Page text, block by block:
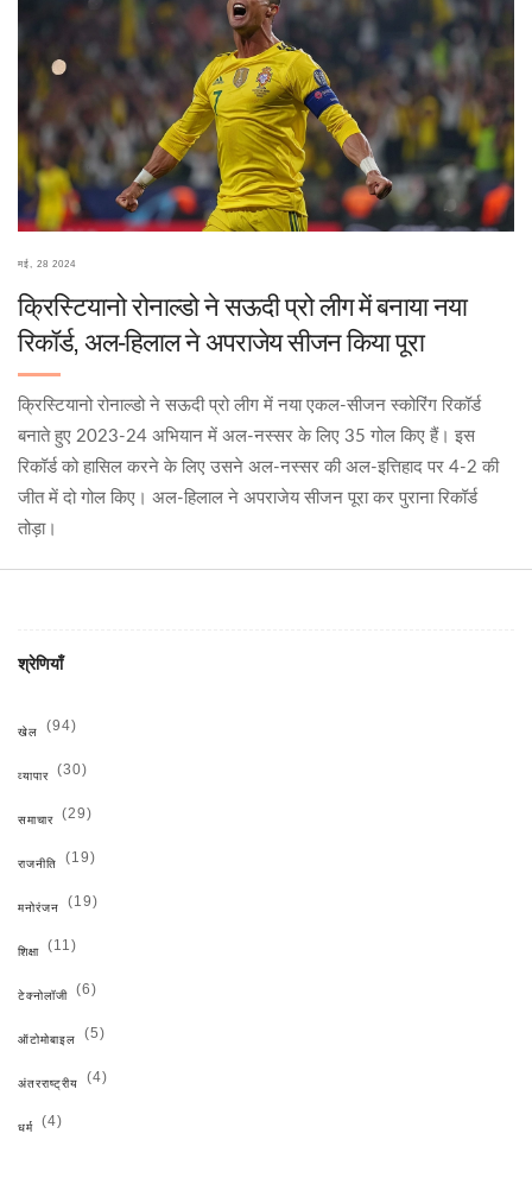
मई, 28 2024
क्रिस्टियानो रोनाल्डो ने सऊदी प्रो लीग में बनाया नया
रिकॉर्ड, अल-हिलाल ने अपराजेय सीजन किया पूरा
क्रिस्टियानो रोनाल्डो ने सऊदी प्रो लीग में नया एकल-सीजन स्कोरिंग रिकॉर्ड
बनाते हुए 2023-24 अभियान में अल-नस्सर के लिए 35 गोल किए हैं। इस
रिकॉर्ड को हासिल करने के लिए उसने अल-नस्सर की अल-इत्तिहाद पर 4-2 की
जीत में दो गोल किए। अल-हिलाल ने अपराजेय सीजन पूरा कर पुराना रिकॉर्ड
तोड़ा।
श्रेणियाँ
खेल (94)
व्यापार (30)
समाचार (29)
राजनीति (19)
मनोरंजन (19)
शिक्षा (11)
टेक्नोलॉजी (6)
ऑटोमोबाइल (5)
अंतरराष्ट्रीय (4)
धर्म (4)